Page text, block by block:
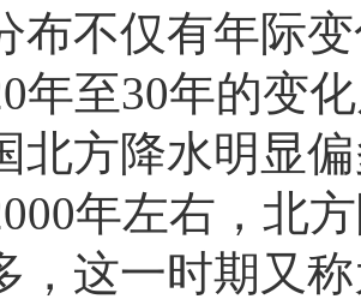
布不仅有年际
年至30年的变
北方降水明显
年左右，北
，这一时期又